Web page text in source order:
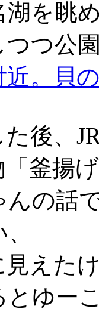
湖を眺
つ公
近。貝
後、
「釜揚
んの話
えた
とゆー